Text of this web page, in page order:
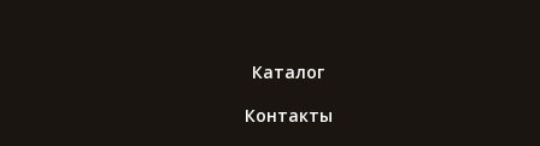
Каталог
Контакты